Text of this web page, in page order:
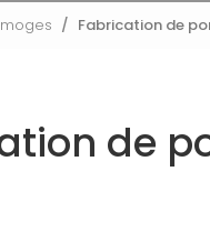
Fabrication de
de